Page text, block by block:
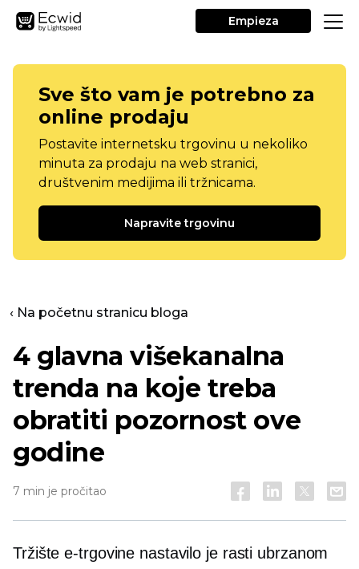
Empieza
Sve što vam je potrebno za
online prodaju
Postavite internetsku trgovinu u nekoliko
minuta za prodaju na web stranici,
društvenim medijima ili tržnicama.
Napravite trgovinu
‹ Na početnu stranicu bloga
4 glavna višekanalna
trenda na koje treba
obratiti pozornost ove
godine
7 min je pročitao
Tržište e-trgovine nastavilo je rasti ubrzanom